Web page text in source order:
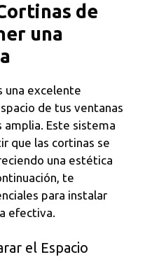
de
una
una excelente
de tus ventanas
amplia. Este sistema
que las cortinas se
una estética
te
para instalar
efectiva.
el Espacio